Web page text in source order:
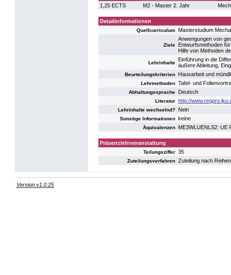
1,25 ECTS
M2 - Master 2. Jahr
Detailinformationen
Quellcurriculum Masterstudium
Ziele
Anwengungen von
Entwurfsmethoden
Hilfe von Methoden
Lehrinhalte
Einführung in die
äußere Ableitung,
Beurteilungskriterien Hausarbeit und
Lehrmethoden Tafel- und
Abhaltungssprache Deutsch
Literatur http://
Lehrinhalte wechselnd? Nein
Sonstige Informationen keine
Äquivalenzen ME3WLUENLS2: UE
Präsenzlehrveranstaltung
Teilungsziffer 35
Zuteilungsverfahren Zuteilung nach
Version v1.0.25